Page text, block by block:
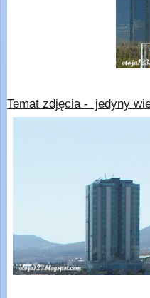
Temat zdjęcia - jedyny